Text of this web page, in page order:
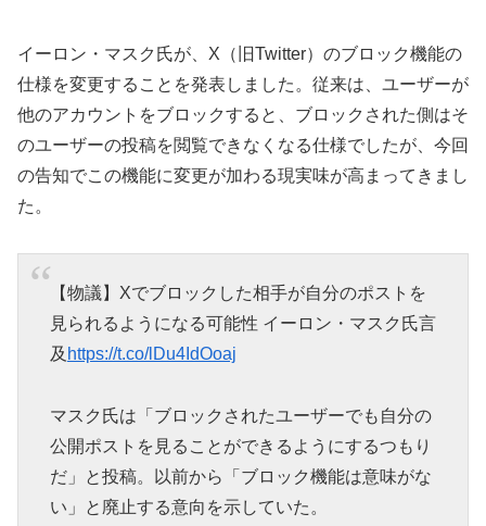
イーロン・マスク氏が、X（旧Twitter）のブロック機能の
仕様を変更することを発表しました。従来は、ユーザーが
他のアカウントをブロックすると、ブロックされた側はそ
のユーザーの投稿を閲覧できなくなる仕様でしたが、今回
の告知でこの機能に変更が加わる現実味が高まってきまし
た。
【物議】Xでブロックした相手が自分のポストを
見られるようになる可能性 イーロン・マスク氏言
及 https://t.co/lDu4IdOoaj
マスク氏は「ブロックされたユーザーでも自分の
公開ポストを見ることができるようにするつもり
だ」と投稿。以前から「ブロック機能は意味がな
い」と廃止する意向を示していた。